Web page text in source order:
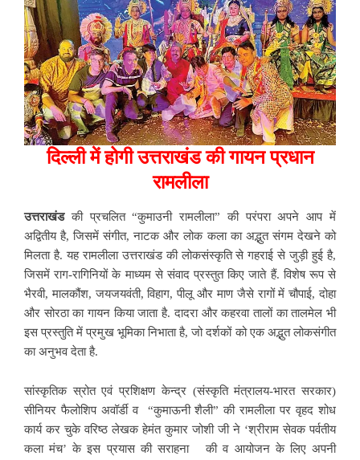
दिल्ली में होगी उत्तराखंड की गायन प्रधान
रामलीला
उत्तराखंडकी प्रचलित “कुमाउनी रामलीला” की परंपरा अपने आप में
अद्वितीय है, जिसमें संगीत, नाटक और लोक कला का अद्भुत संगम देखने को
मिलता है. यह रामलीला उत्तराखंड की लोकसंस्कृति से गहराई से जुड़ी हुई है,
जिसमें राग-रागिनियों के माध्यम से संवाद प्रस्तुत किए जाते हैं. विशेष रूप से
भैरवी, मालकौंश, जयजयवंती, विहाग, पीलू और माण जैसे रागों में चौपाई, दोहा
और सोरठा का गायन किया जाता है. दादरा और कहरवा तालों का तालमेल भी
इस प्रस्तुति में प्रमुख भूमिका निभाता है, जो दर्शकों को एक अद्भुत लोकसंगीत
का अनुभव देता है.
सांस्कृतिक स्रोत एवं प्रशिक्षण केन्द्र (संस्कृति मंत्रालय-भारत सरकार)
सीनियर फैलोशिप अवॉर्डी व “कुमाऊनी शैली” की रामलीला पर वृहद शोध
कार्य कर चुके वरिष्ठ लेखक हेमंत कुमार जोशी जी ने ‘श्रीराम सेवक पर्वतीय
कला मंच’ के इस प्रयास की सराहना की व आयोजन के लिए अपनी